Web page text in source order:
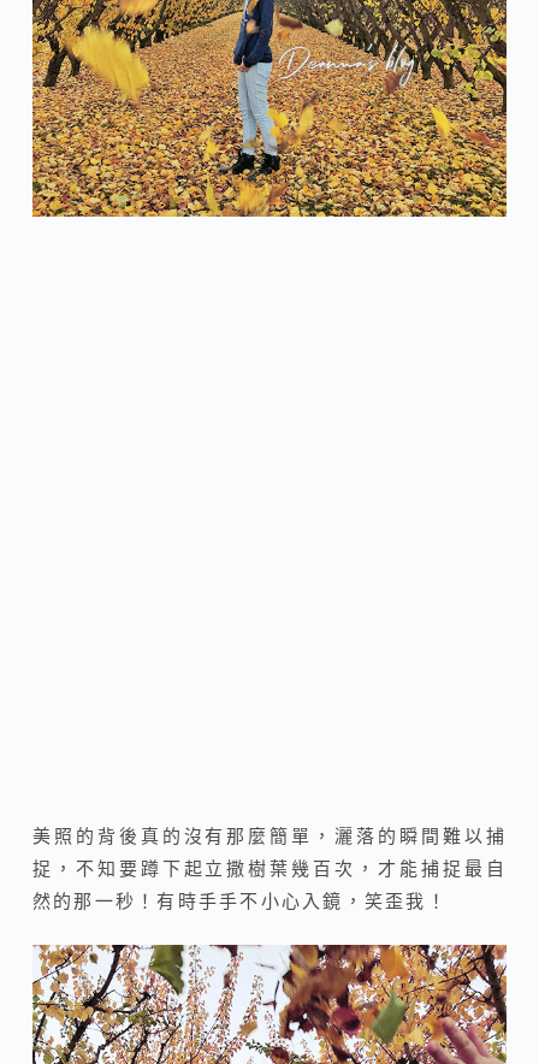
美照的背後真的沒有那麼簡單，灑落的瞬間難以捕
捉，不知要蹲下起立撒樹葉幾百次，才能捕捉最自
然的那一秒！有時手手不小心入鏡，笑歪我！